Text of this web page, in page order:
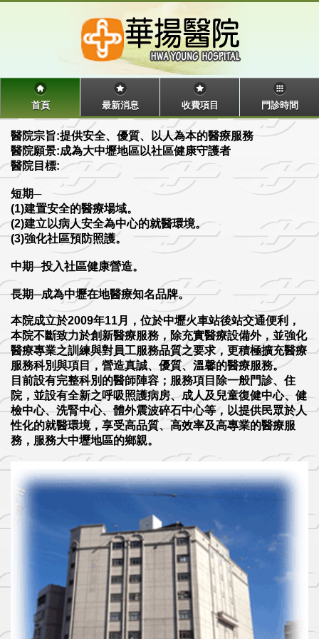
首頁 最新消息 收費項目 門診時間
醫院宗旨:提供安全、優質、以人為本的醫療服務
醫院願景:成為大中壢地區以社區健康守護者
醫院目標:
短期─
(1)建置安全的醫療場域。
(2)建立以病人安全為中心的就醫環境。
(3)強化社區預防照護。
中期─投入社區健康營造。
長期─成為中壢在地醫療知名品牌。
本院成立於2009年11月，位於中壢火車站後站交通便利，
本院不斷致力於創新醫療服務，除充實醫療設備外，並強化
醫療專業之訓練與對員工服務品質之要求，更積極擴充醫療
服務科別與項目，營造真誠、優質、溫馨的醫療服務。
目前設有完整科別的醫師陣容；服務項目除一般門診、住
院，並設有全新之呼吸照護病房、成人及兒童復健中心、健
檢中心、洗腎中心、體外震波碎石中心等，以提供民眾於人
性化的就醫環境，享受高品質、高效率及高專業的醫療服
務，服務大中壢地區的鄉親。